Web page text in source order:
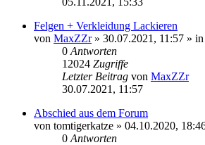
Felgen + Verkleidung Lackieren
von MaxZZr» 30.07.2021, 11:57 » in
0 Antworten
12024 Zugriffe
Letzter Beitrag von MaxZZr
30.07.2021, 11:57
Abschied aus dem Forum
von tomtigerkatze » 04.10.2020,
0 Antworten